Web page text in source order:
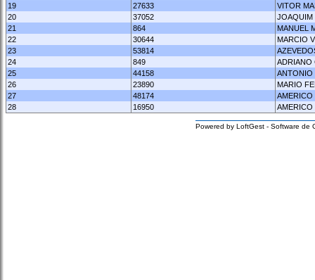
19
27633
VITOR
20
37052
JOAQUIM
21
864
MANUEL
22
30644
MARCIO
23
53814
24
849
ADRIANO
25
44158
ANTONIO
26
23890
MARIO
27
48174
AMERICO
28
16950 AMERICO
Powered by LoftGest - Software de